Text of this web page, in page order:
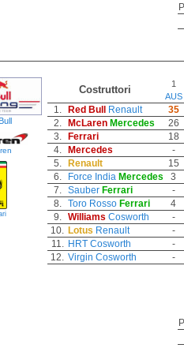
Costruttori
1
AUS
1.
Red Bull Renault 35
2.
McLaren Mercedes 26
3.
Ferrari 18
4.
Mercedes -
5.
Renault 15
6.
Force India Mercedes 3
7.
Sauber Ferrari -
8.
Toro Rosso Ferrari 4
9.
Williams Cosworth -
10. Lotus Renault -
11. HRT Cosworth -
12. Virgin Cosworth -